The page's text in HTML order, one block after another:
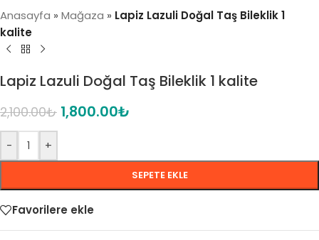
Anasayfa » Mağaza » Lapiz Lazuli Doğal Taş Bileklik 1
kalite
Lapiz Lazuli Doğal Taş Bileklik 1 kalite
2,100.00₺ 1,800.00₺
- +
SEPETE EKLE
Favorilere ekle